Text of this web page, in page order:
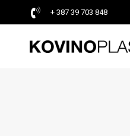
+ 387 39 703 848